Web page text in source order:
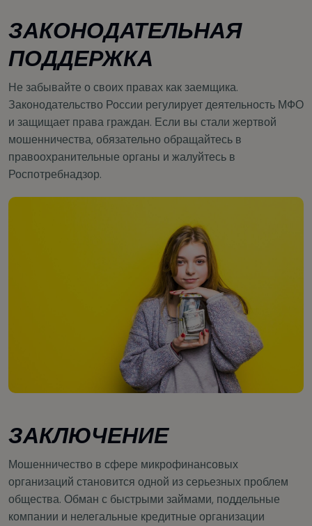
ЗАКОНОДАТЕЛЬНАЯ
ПОДДЕРЖКА
Не забывайте о своих правах как заемщика.
Законодательство России регулирует деятельность МФО
и защищает права граждан. Если вы стали жертвой
мошенничества, обязательно обращайтесь в
правоохранительные органы и жалуйтесь в
Роспотребнадзор.
ЗАКЛЮЧЕНИЕ
Мошенничество в сфере микрофинансовых
организаций становится одной из серьезных проблем
общества. Обман с быстрыми займами, поддельные
компании и нелегальные кредитные организации